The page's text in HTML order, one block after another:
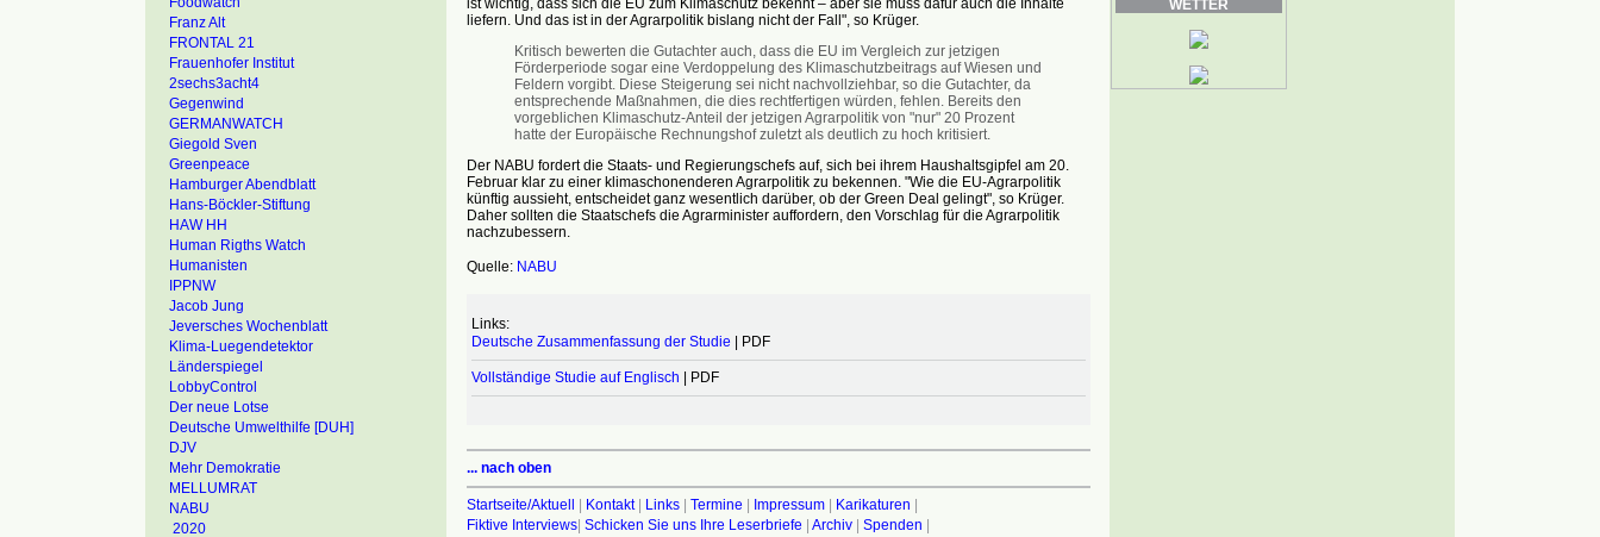
WETTER
Franz Alt
FRONTAL 21
Frauenhofer Institut
2sechs3acht4
Gegenwind
GERMANWATCH
Giegold Sven
Greenpeace
Hamburger Abendblatt
Hans-Böckler-Stiftung
HAW HH
Human Rigths Watch
Humanisten
IPPNW
Jacob Jung
Jeversches Wochenblatt
Klima-Luegendetektor
Länderspiegel
LobbyControl
Der neue Lotse
Deutsche Umwelthilfe [DUH]
DJV
Mehr Demokratie
MELLUMRAT
NABU
2020
ist wichtig, dass sich die EU zum Klimaschutz bekennt – aber sie muss dafür auch die Inhalte
liefern. Und das ist in der Agrarpolitik bislang nicht der Fall", so Krüger.
Kritisch bewerten die Gutachter auch, dass die EU im Vergleich zur jetzigen
Förderperiode sogar eine Verdoppelung des Klimaschutzbeitrags auf Wiesen und
Feldern vorgibt. Diese Steigerung sei nicht nachvollziehbar, so die Gutachter, da
entsprechende Maßnahmen, die dies rechtfertigen würden, fehlen. Bereits den
vorgeblichen Klimaschutz-Anteil der jetzigen Agrarpolitik von "nur" 20 Prozent
hatte der Europäische Rechnungshof zuletzt als deutlich zu hoch kritisiert.
Der NABU fordert die Staats- und Regierungschefs auf, sich bei ihrem Haushaltsgipfel am 20.
Februar klar zu einer klimaschonenderen Agrarpolitik zu bekennen. "Wie die EU-Agrarpolitik
künftig aussieht, entscheidet ganz wesentlich darüber, ob der Green Deal gelingt", so Krüger.
Daher sollten die Staatschefs die Agrarminister auffordern, den Vorschlag für die Agrarpolitik
nachzubessern.
Quelle: NABU
Links:
Deutsche Zusammenfassung der Studie | PDF
Vollständige Studie auf Englisch | PDF
... nach oben
Startseite/Aktuell | Kontakt| Links| Termine | Impressum| Karikaturen |
Fiktive Interviews| Schicken Sie uns Ihre Leserbriefe | Archiv| Spenden |